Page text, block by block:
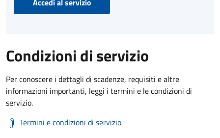
Condizioni di servizio
Per conoscere i dettagli di scadenze, requisiti e altre
informazioni importanti, leggi i termini e le condizioni di
servizio.
Termini e condizioni di servizio